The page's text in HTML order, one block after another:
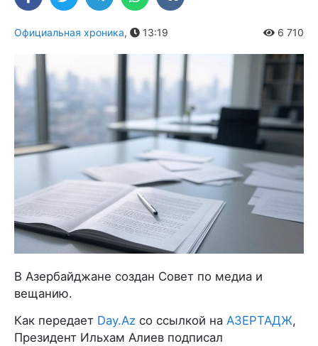
Официальная хроника, 13:19 6 710
В Азербайджане создан Совет по медиа и
вещанию.
Как передает Day.Az со ссылкой на АЗЕРТАДЖ,
Президент Ильхам Алиев подписал